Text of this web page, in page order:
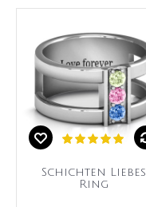
Schichten Liebes
Ring